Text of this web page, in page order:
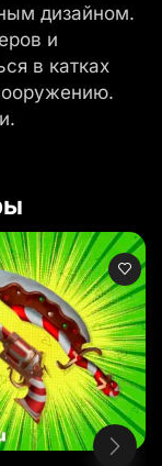
дизайном.
и
в катках